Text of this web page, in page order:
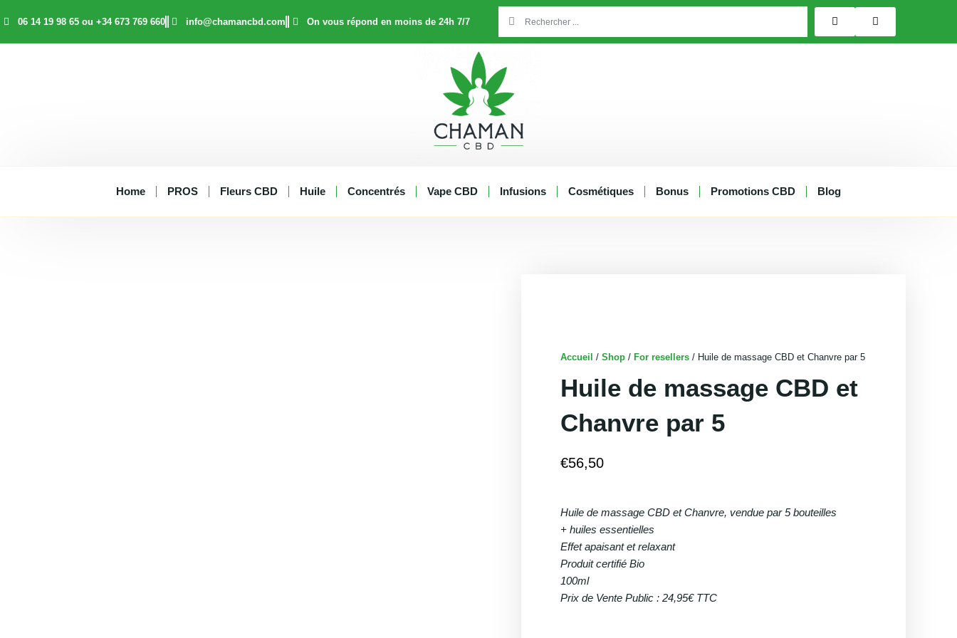
au
contenu
06 14 19 98 65 ou +34 673 769 660 info@chamancbd.com On vous répond en moins de 24h 7/7
Home PROS Fleurs CBD Huile Concentrés Vape CBD Infusions Cosmétiques Bonus Promotions CBD Blog
Accueil / Shop / For resellers / Huile de massage CBD et Chanvre par 5
Huile de massage CBD et
Chanvre par 5
€56,50
Huile de massage CBD et Chanvre, vendue par 5 bouteilles
+ huiles essentielles
Effet apaisant et relaxant
Produit certifié Bio
100ml
Prix de Vente Public : 24,95€ TTC